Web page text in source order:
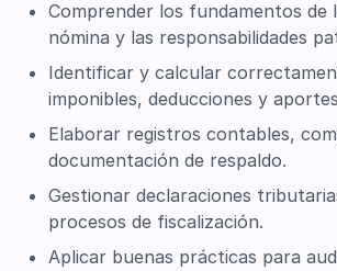
Comprender los fundamentos de
nómina y las responsabilidades
Identificar y calcular
imponibles, deducciones y
Elaborar registros contables,
documentación de respaldo.
Gestionar declaraciones
procesos de fiscalización.
Aplicar buenas prácticas para